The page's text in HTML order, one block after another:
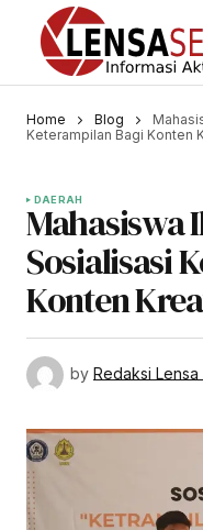
Home Blog
Keterampilan Bagi Konten
DAERAH
Mahasiswa
Sosialisasi
Konten
by Redaksi Lensa